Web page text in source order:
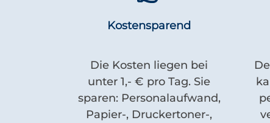
Kostensparend
Die Kosten liegen bei
unter 1,- € pro Tag. Sie
sparen: Personalaufwand,
Papier-, Druckertoner-,